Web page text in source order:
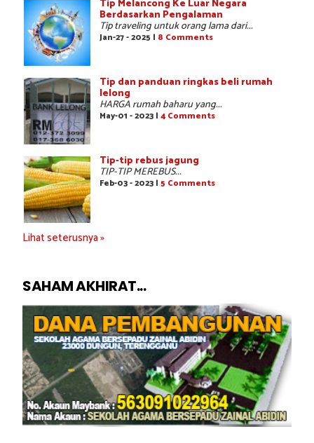
Tip Melancong Ke Luar Negara
Berdasarkan Pengalaman
Tip traveling untuk orang lama dari...
Jan-27 - 2025 | 8 Comments
Tip dan panduan ringkas beli rumah
lelong
HARGA rumah baharu yang...
May-01 - 2023 | 4 Comments
Tip-tip rebus jagung
TIP-TIP MEREBUS...
Feb-03 - 2023 | 5 Comments
Lihat seterusnya »
SAHAM AKHIRAT...